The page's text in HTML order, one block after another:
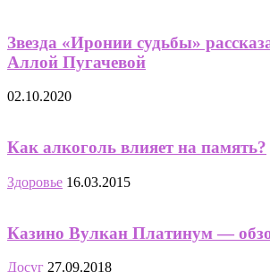
Звезда «Иронии судьбы»
Аллой Пугачевой
02.10.2020
Как алкоголь влияет на память?
Здоровье 16.03.2015
Казино Вулкан Платинум —
Досуг 27.09.2018